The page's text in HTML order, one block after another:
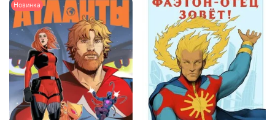
Новинка